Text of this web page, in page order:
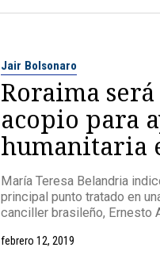
Jair Bolsonaro
Roraima
acopio para
humanitaria
María Teresa Belandria
principal punto tratado en
canciller brasileño, Ernesto
febrero 12, 2019